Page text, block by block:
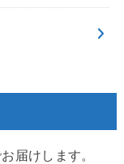
届けします。